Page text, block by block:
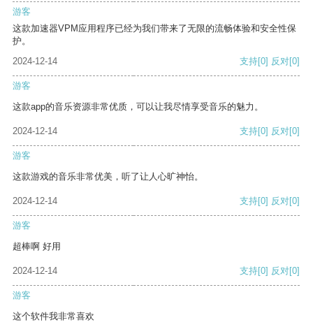
游客
这款加速器VPM应用程序已经为我们带来了无限的流畅体验和安全性保
护。
2024-12-14
支持[0] 反对[0]
游客
这款app的音乐资源非常优质，可以让我尽情享受音乐的魅力。
2024-12-14 支持[0] 反对[0]
游客
这款游戏的音乐非常优美，听了让人心旷神怡。
2024-12-14 支持[0] 反对[0]
游客
超棒啊 好用
2024-12-14 支持[0] 反对[0]
游客
这个软件我非常喜欢